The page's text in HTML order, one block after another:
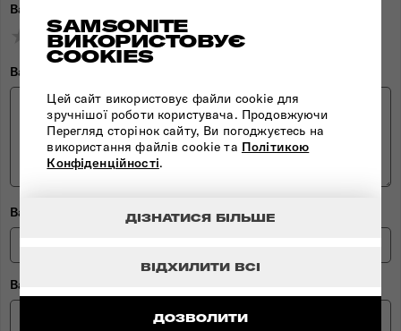
SAMSONITE
ВИКОРИСТОВУЄ
COOKIES
Цей сайт використовує файли cookie для
зручнішої роботи користувача. Продовжуючи
Перегляд сторінок сайту, Ви погоджуєтесь на
використання файлів cookie та Політикою
Конфіденційності.
ДОЗВОЛИТИ
ВІДХИЛИТИ ВСІ
ДІЗНАТИСЯ БІЛЬШЕ
Ваша оцінка
★
★★
★★★
★★★★
Ваш відгук
Ваше ім'я
Ваш Email